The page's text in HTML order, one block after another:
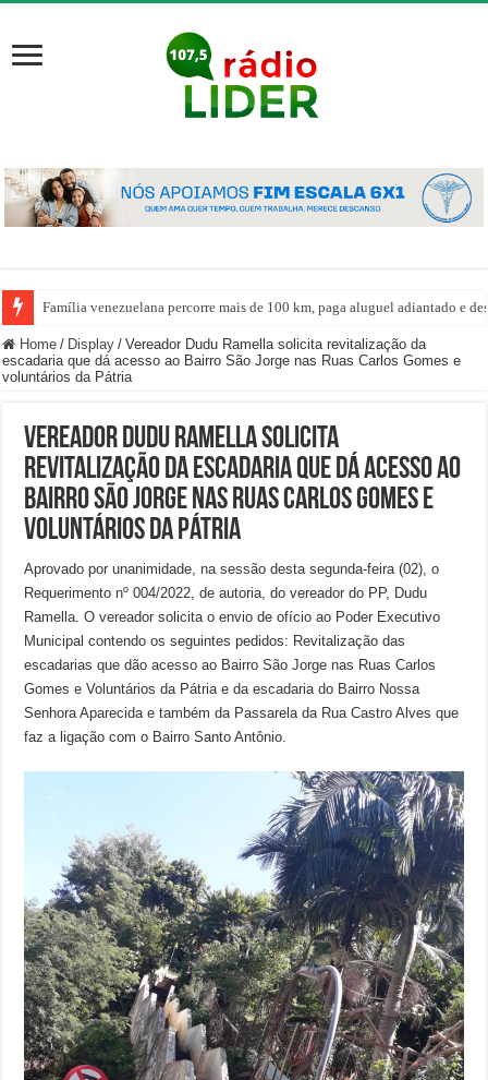
Família venezuelana percorre mais de 100 km, paga aluguel adiantado e
Home / Display / Vereador Dudu Ramella solicita revitalização da
escadaria que dá acesso ao Bairro São Jorge nas Ruas Carlos Gomes e
voluntários da Pátria
Vereador Dudu Ramella solicita
revitalização da escadaria que dá acesso ao
Bairro São Jorge nas Ruas Carlos Gomes e
voluntários da Pátria
Aprovado por unanimidade, na sessão desta segunda-feira (02), o
Requerimento nº 004/2022, de autoria, do vereador do PP, Dudu
Ramella. O vereador solicita o envio de ofício ao Poder Executivo
Municipal contendo os seguintes pedidos: Revitalização das
escadarias que dão acesso ao Bairro São Jorge nas Ruas Carlos
Gomes e Voluntários da Pátria e da escadaria do Bairro Nossa
Senhora Aparecida e também da Passarela da Rua Castro Alves que
faz a ligação com o Bairro Santo Antônio.